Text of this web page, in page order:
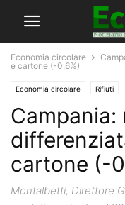
Economia circolare
e cartone (-0,6%)
Economia circolare Rifiuti
cartone (-
Montalbetti, Direttore